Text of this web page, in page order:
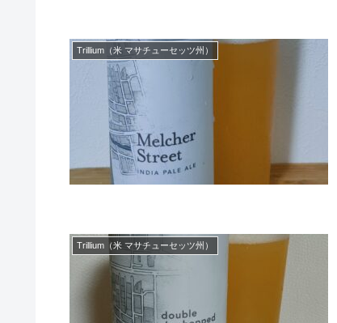
Trillium（米 マサチューセッツ州）
Trillium（米 マサチューセッツ州）